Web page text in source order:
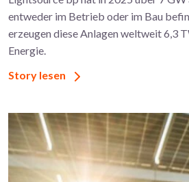
entweder im Betrieb oder im Bau
erzeugen diese Anlagen weltweit 6,3
Energie.
Story lesen